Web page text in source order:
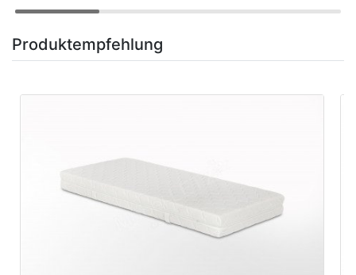
Produktempfehlung